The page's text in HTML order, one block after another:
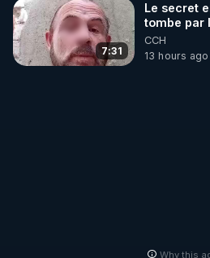
🌱 LA BOUTIQUE DU
Pour obtenir les anciens
7:31
Le secret
tombe par
Cousteau
CCH
13 hours ago
Why this